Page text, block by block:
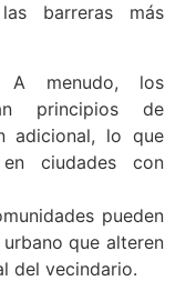
barreras más
A menudo, los
principios de
adicional, lo que
ciudades con
pueden
que alteren
del vecindario.